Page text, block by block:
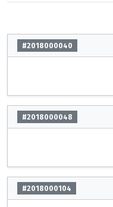
#2018000040
#2018000048
#2018000104